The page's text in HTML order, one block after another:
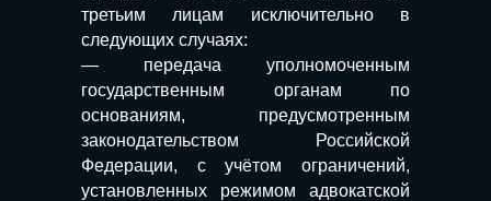
третьим лицам исключительно в
следующих случаях:
— передача уполномоченным
государственным органам по
основаниям, предусмотренным
законодательством Российской
Федерации, с учётом ограничений,
установленных режимом адвокатской